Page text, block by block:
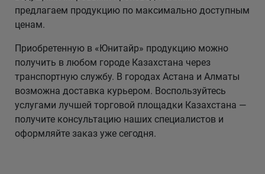
предлагаем продукцию по максимально доступным
ценам.
Приобретенную в «Юнитайр» продукцию можно
получить в любом городе Казахстана через
транспортную службу. В городах Астана и Алматы
возможна доставка курьером. Воспользуйтесь
услугами лучшей торговой площадки Казахстана —
получите консультацию наших специалистов и
оформляйте заказ уже сегодня.